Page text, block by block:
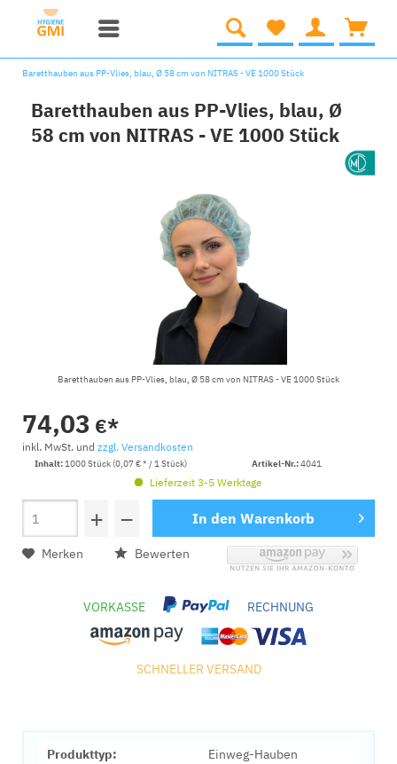
Baretthauben aus PP-Vlies, blau, Ø 58 cm von NITRAS - VE 1000 Stück
Baretthauben aus PP-Vlies, blau, Ø
58 cm von NITRAS - VE 1000 Stück
Baretthauben aus PP-Vlies, blau, Ø 58 cm von NITRAS - VE 1000 Stück
74,03 €*
inkl. MwSt. und zzgl. Versandkosten
Inhalt:1000 Stück (0,07 € * / 1 Stück) Artikel-Nr.:4041
Lieferzeit 3-5 Werktage
+ − In den Warenkorb
Merken Bewerten
VORKASSE RECHNUNG
SCHNELLER VERSAND
Produkttyp:
Einweg-Hauben